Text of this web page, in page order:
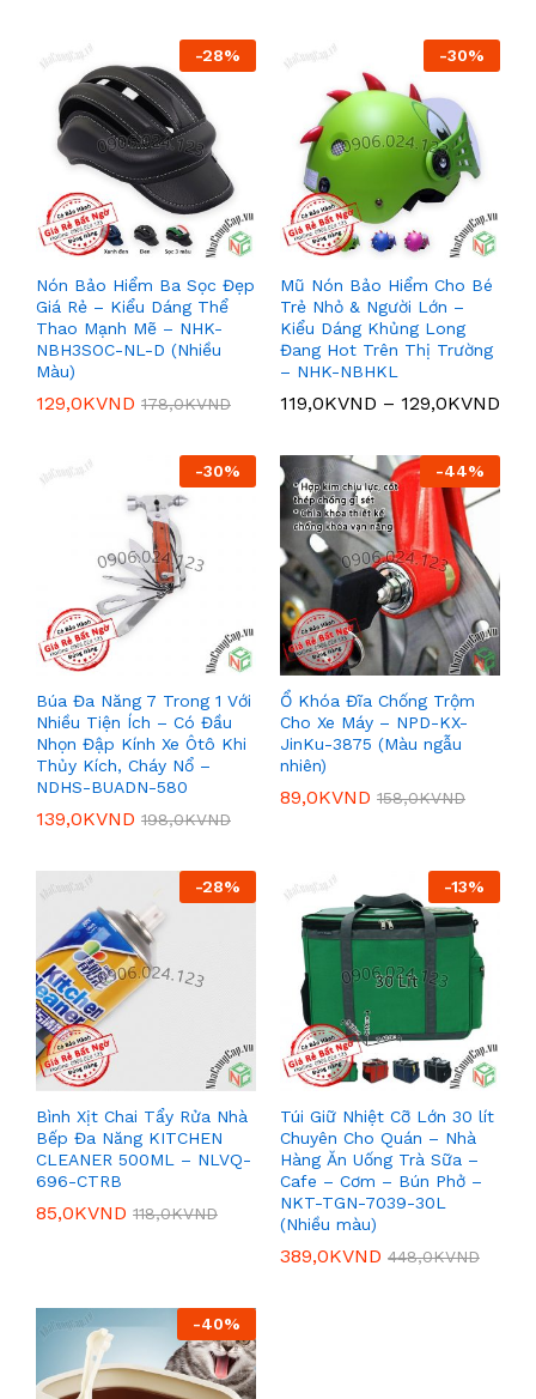
-28%
Nón Bảo Hiểm Ba Sọc Đẹp
Giá Rẻ – Kiểu Dáng Thể
Thao Mạnh Mẽ – NHK-
NBH3SOC-NL-D (Nhiều
Màu)
129,0KVND 178,0KVND
-30%
Mũ Nón Bảo Hiểm Cho Bé
Trẻ Nhỏ & Người Lớn –
Kiểu Dáng Khủng Long
Đang Hot Trên Thị Trường
– NHK-NBHKL
119,0KVND – 129,0KVND
-30%
Búa Đa Năng 7 Trong 1 Với
Nhiều Tiện Ích – Có Đầu
Nhọn Đập Kính Xe Ôtô Khi
Thủy Kích, Cháy Nổ –
NDHS-BUADN-580
139,0KVND 198,0KVND
-44%
Ổ Khóa Đĩa Chống Trộm
Cho Xe Máy – NPD-KX-
JinKu-3875 (Màu ngẫu
nhiên)
89,0KVND 158,0KVND
-28%
Bình Xịt Chai Tẩy Rửa Nhà
Bếp Đa Năng KITCHEN
CLEANER 500ML – NLVQ-
696-CTRB
85,0KVND 118,0KVND
-13%
Túi Giữ Nhiệt Cỡ Lớn 30 lít
Chuyên Cho Quán – Nhà
Hàng Ăn Uống Trà Sữa –
Cafe – Cơm – Bún Phở –
NKT-TGN-7039-30L
(Nhiều màu)
389,0KVND 448,0KVND
-40%